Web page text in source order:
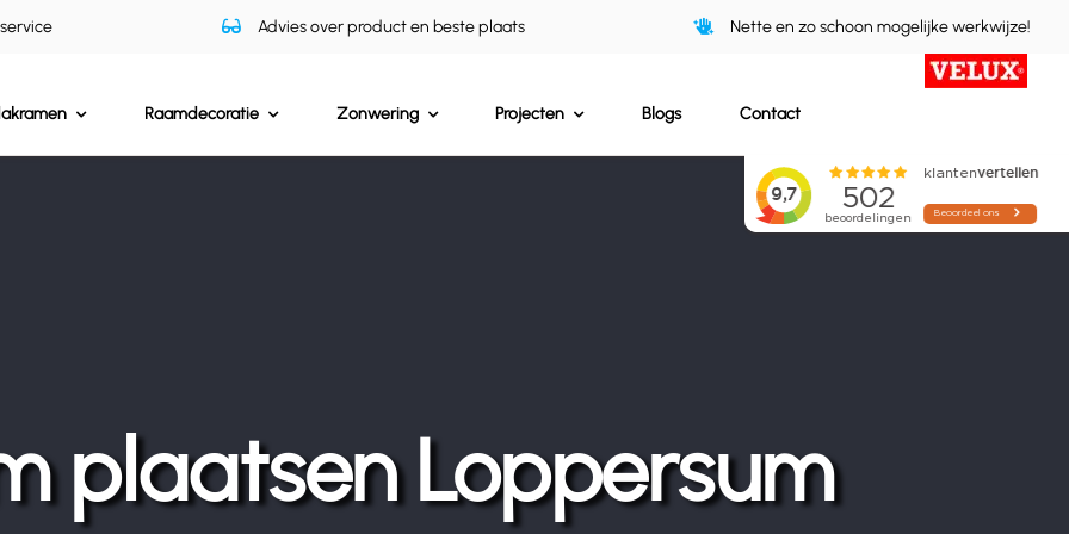
Advies over product en beste plaats Nette en zo schoon mogelijke werkwijze!
Raamdecoratie Zonwering Projecten Blogs Contact
plaatsen Loppersum